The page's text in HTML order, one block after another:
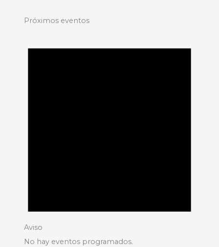
Próximos eventos
Aviso
No hay eventos programados.